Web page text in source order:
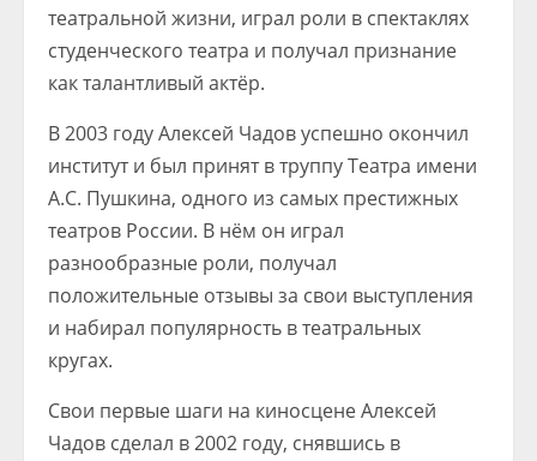
театральной жизни, играл роли в спектаклях
студенческого театра и получал признание
как талантливый актёр.
В 2003 году Алексей Чадов успешно окончил
институт и был принят в труппу Театра имени
А.С. Пушкина, одного из самых престижных
театров России. В нём он играл
разнообразные роли, получал
положительные отзывы за свои выступления
и набирал популярность в театральных
кругах.
Свои первые шаги на киносцене Алексей
Чадов сделал в 2002 году, снявшись в